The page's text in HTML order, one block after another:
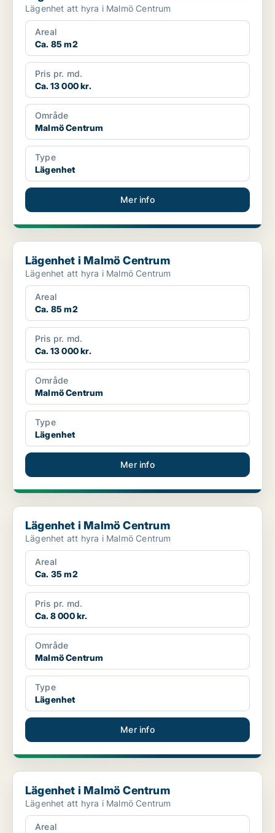
Lägenhet att hyra i Malmö Centrum
Areal
Ca. 85 m2
Pris pr. md.
Ca. 13 000 kr.
Område
Malmö Centrum
Type
Lägenhet
Mer info
Lägenhet i Malmö Centrum
Lägenhet i Malmö Centrum
Lägenhet att hyra i Malmö Centrum
Areal
Ca. 85 m2
Pris pr. md.
Ca. 13 000 kr.
Område
Malmö Centrum
Type
Lägenhet
Mer info
Lägenhet i Malmö Centrum
Lägenhet i Malmö Centrum
Lägenhet att hyra i Malmö Centrum
Areal
Ca. 35 m2
Pris pr. md.
Ca. 8 000 kr.
Område
Malmö Centrum
Type
Lägenhet
Mer info
Lägenhet i Malmö Centrum
Lägenhet i Malmö Centrum
Lägenhet att hyra i Malmö Centrum
Areal